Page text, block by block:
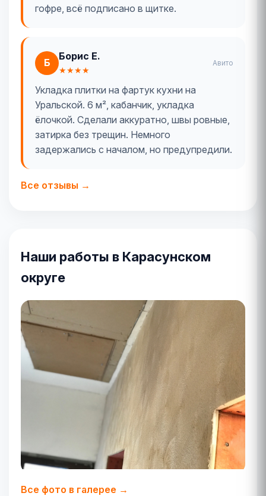
гофре, всё подписано в щитке.
Б
Борис Е.
★★★★
Авито
Укладка плитки на фартук кухни на
Уральской. 6 м², кабанчик, укладка
ёлочкой. Сделали аккуратно, швы ровные,
затирка без трещин. Немного
задержались с началом, но предупредили.
Все отзывы →
Наши работы в Карасунском
округе
Все фото в галерее →